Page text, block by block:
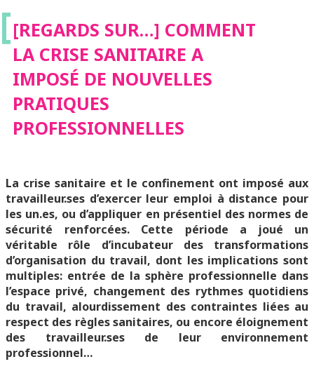
[[REGARDS SUR…] COMMENT
LA CRISE SANITAIRE A
IMPOSÉ DE NOUVELLES
PRATIQUES
PROFESSIONNELLES
La crise sanitaire et le confinement ont imposé aux
travailleur.ses d’exercer leur emploi à distance pour
les un.es, ou d’appliquer en présentiel des normes de
sécurité renforcées. Cette période a joué un
véritable rôle d’incubateur des transformations
d’organisation du travail, dont les implications sont
multiples: entrée de la sphère professionnelle dans
l’espace privé, changement des rythmes quotidiens
du travail, alourdissement des contraintes liées au
respect des règles sanitaires, ou encore éloignement
des travailleur.ses de leur environnement
professionnel…